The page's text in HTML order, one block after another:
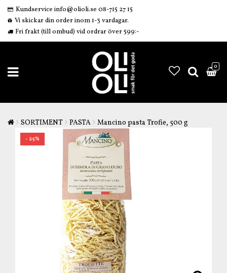
Kundservice info@olioli.se 08-715 27 15
Vi skickar din order inom 1-3 vardagar.
Fri frakt (till ombud) vid ordrar över 599:-
0
SORTIMENT PASTA Mancino pasta Trofie, 500 g
- 25%